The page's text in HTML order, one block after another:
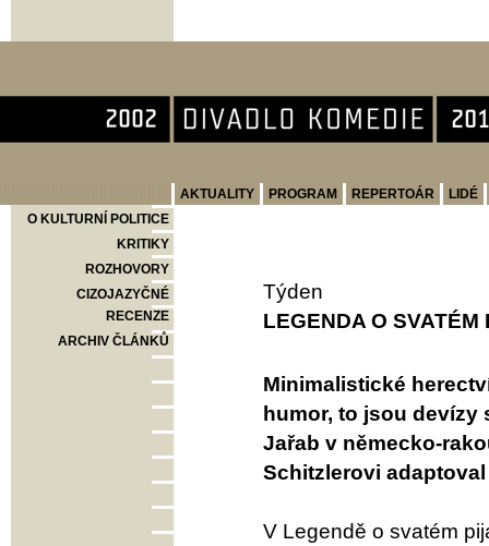
AKTUALITY PROGRAM REPERTOÁR
LIDÉ
O KULTURNÍ POLITICE
KRITIKY
ROZHOVORY
CIZOJAZYČNÉ
RECENZE
ARCHIV ČLÁNKŮ
Týden
LEGENDA O SVATÉM
Minimalistické
humor, to jsou devízy
Jařab v německo-
Schitzlerovi
V Legendě o svatém